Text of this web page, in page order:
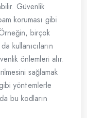
Güvenlik
koruması gibi
birçok
kullanıcıların
önlemleri alır.
sağlamak
yöntemlerle
bu kodların